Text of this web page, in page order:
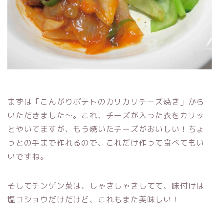
まずは「こんがりポテトのカリカリチーズ焼き」から
いただきました〜。これ、チーズが入った衣をカリッ
とやいてますが、もう焼いたチーズがおいしい！ちょ
っとの手まで作れるので、これだけ作って食べてもい
いですね。
そしてチンゲン菜は、しゃきしゃきしてて、味付けは
塩コショウだけだけど、これもまた美味しい！